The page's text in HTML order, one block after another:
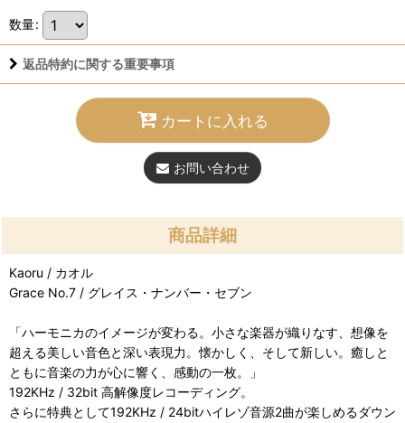
数量:
返品特約に関する重要事項
カートに入れる
お問い合わせ
商品詳細
Kaoru / カオル
Grace No.7 / グレイス・ナンバー・セブン
「ハーモニカのイメージが変わる。小さな楽器が織りなす、想像を
超える美しい音色と深い表現力。懐かしく、そして新しい。癒しと
ともに音楽の力が心に響く、感動の一枚。」
192KHz / 32bit 高解像度レコーディング。
さらに特典として192KHz / 24bitハイレゾ音源2曲が楽しめるダウン